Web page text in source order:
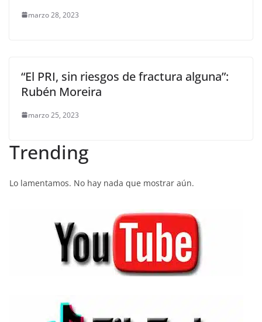
marzo 28, 2023
“El PRI, sin riesgos de fractura alguna”:
Rubén Moreira
marzo 25, 2023
Trending
Lo lamentamos. No hay nada que mostrar aún.